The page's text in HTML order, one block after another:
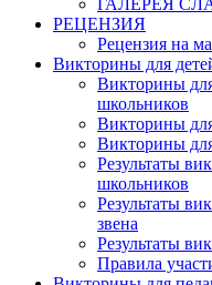
ГАЛЕРЕЯ
РЕЦЕНЗИЯ
Рецензия на
Викторины для
Викторины
школьников
Викторины
Викторины
Результаты
школьников
Результаты
звена
Результаты
Правила